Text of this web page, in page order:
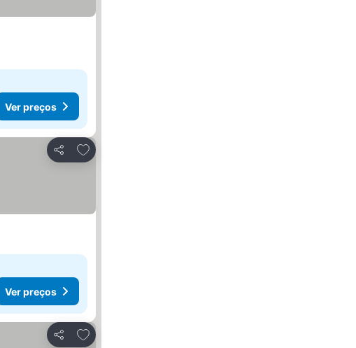
Ver preços
Partilhar
Adicionar aos favoritos
Ver preços
Partilhar
Adicionar aos favoritos